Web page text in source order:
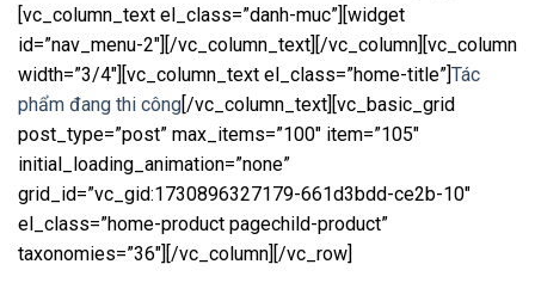
[vc_column_text el_class=”danh-muc”][widget
id=”nav_menu-2″][/vc_column_text][/vc_column][vc_column
width=”3/4″][vc_column_text el_class=”home-title”]Tác
phẩm đang thi công[/vc_column_text][vc_basic_grid
post_type=”post” max_items=”100″ item=”105″
initial_loading_animation=”none”
grid_id=”vc_gid:1730896327179-661d3bdd-ce2b-10″
el_class=”home-product pagechild-product”
taxonomies=”36″][/vc_column][/vc_row]